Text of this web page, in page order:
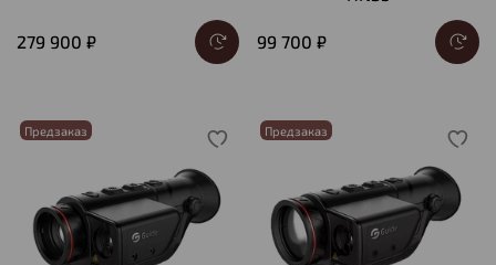
279 900 ₽ 99 700 ₽
Предзаказ Предзаказ